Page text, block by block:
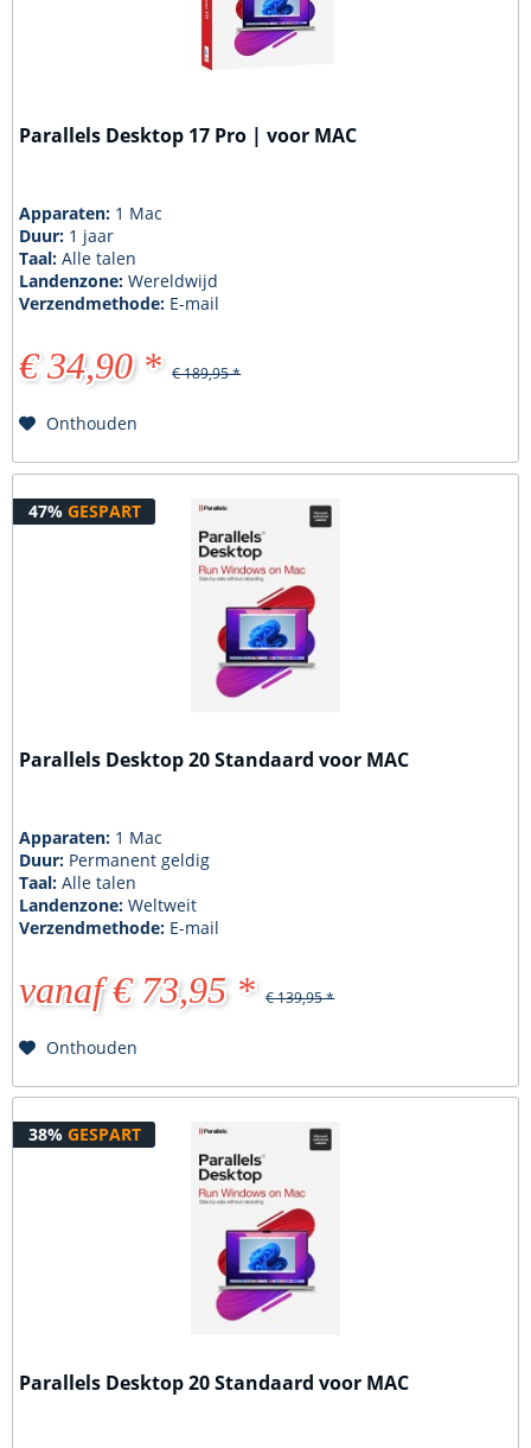
Parallels Desktop 17 Pro | voor MAC
Apparaten: 1 Mac
Duur: 1 jaar
Taal:Alle talen
Landenzone:Wereldwijd
Verzendmethode: E-mail
€ 34,90 * € 189,95 *
Onthouden
47% GESPART
Parallels Desktop 20 Standaard voor MAC
Apparaten: 1 Mac
Duur: Permanent geldig
Taal:Alle talen
Landenzone:Weltweit
Verzendmethode: E-mail
vanaf € 73,95 * € 139,95 *
Onthouden
38% GESPART
Parallels Desktop 20 Standaard voor MAC